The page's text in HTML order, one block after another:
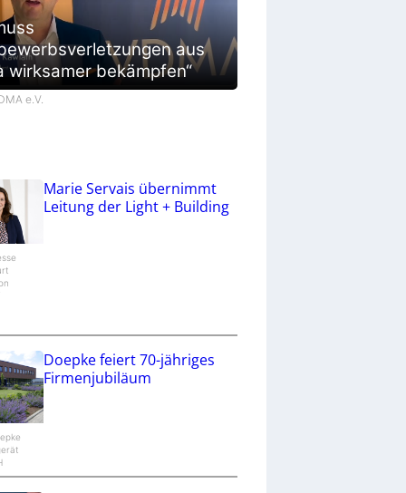
aus
wirksamer bekämpfen“
e.V.
Marie Servais übernimmt
Leitung der Light + Building
Doepke feiert 70-jähriges
Firmenjubiläum